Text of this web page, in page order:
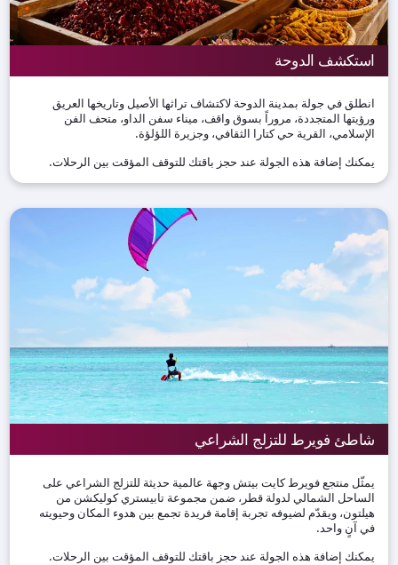
استكشف الدوحة
انطلق في جولة بمدينة الدوحة لاكتشاف تراثها الأصيل وتاريخها العريق
ورؤيتها المتجددة، مروراً بسوق واقف، ميناء سفن الداو، متحف الفن
الإسلامي، القرية حي كتارا الثقافي، وجزيرة اللؤلؤة.
يمكنك إضافة هذه الجولة عند حجز باقتك للتوقف المؤقت بين الرحلات.
شاطئ فويرط للتزلج الشراعي
يمثّل منتجع فويرط كايت بيتش وجهة عالمية حديثة للتزلج الشراعي على
الساحل الشمالي لدولة قطر، ضمن مجموعة تابيستري كوليكشن من
هيلتون، ويقدّم لضيوفه تجربة إقامة فريدة تجمع بين هدوء المكان وحيويته
في آنٍ واحد.
يمكنك إضافة هذه الجولة عند حجز باقتك للتوقف المؤقت بين الرحلات.